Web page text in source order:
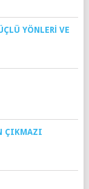
YÖNLERI VE
ÇIKMAZI